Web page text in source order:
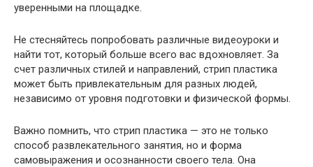
уверенными на площадке.
Не стесняйтесь попробовать различные видеоуроки и
найти тот, который больше всего вас вдохновляет. За
счет различных стилей и направлений, стрип пластика
может быть привлекательным для разных людей,
независимо от уровня подготовки и физической формы.
Важно помнить, что стрип пластика — это не только
способ развлекательного занятия, но и форма
самовыражения и осознанности своего тела. Она